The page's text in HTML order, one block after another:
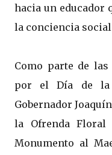
hacia un educador
la conciencia
Como parte de
por el Día de la
Gobernador
la Ofrenda
Monumento al